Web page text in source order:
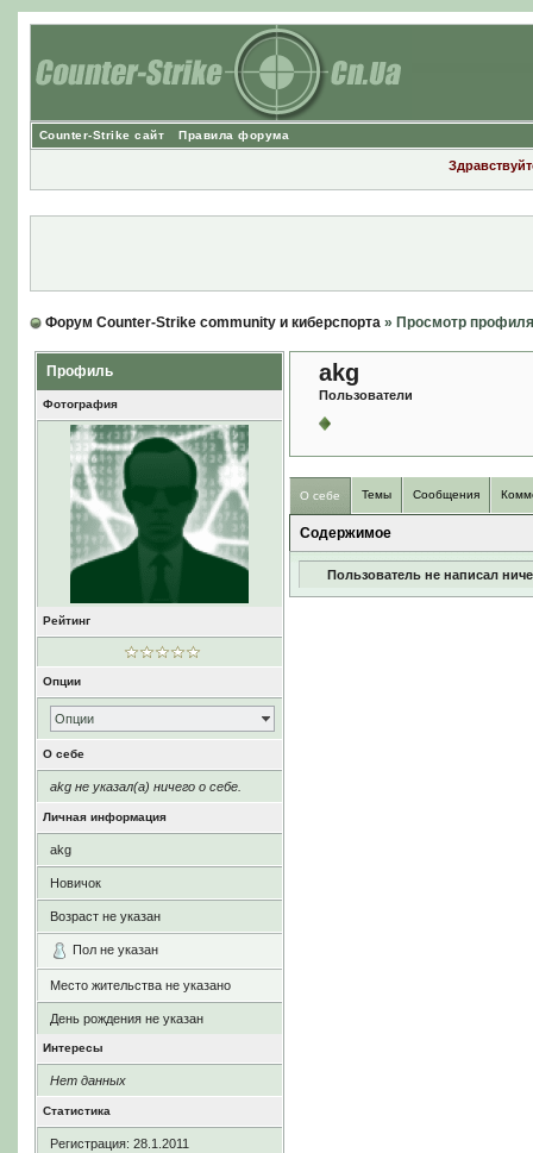
Counter-Strike сайт Правила форума
Форум Counter-Strike community и киберспорта» Просмотр профиля
Профиль
Фотография
Рейтинг
Опции
Опции
О себе
akg не указал(а) ничего о себе.
Личная информация
akg
Новичок
Возраст не указан
Пол не указан
Место жительства не указано
День рождения не указан
Интересы
Нет данных
Статистика
Регистрация: 28.1.2011
akg
Пользователи
О себе Темы Сообщения
Содержимое
Пользователь не написал